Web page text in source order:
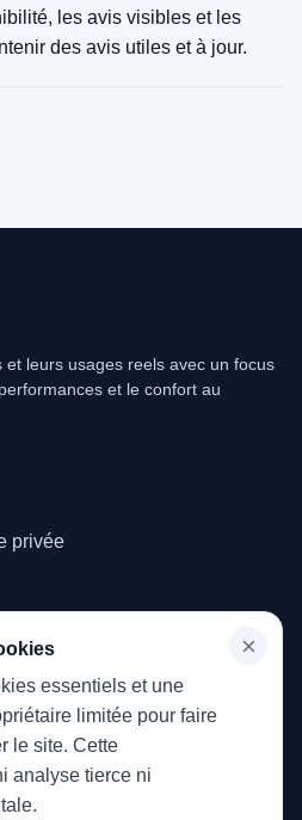
les avis visibles et les
des avis utiles et à jour.
et leurs usages reels avec un focus
et le confort au
privée
×
essentiels et une
limitée pour faire
le site. Cette
analyse tierce ni